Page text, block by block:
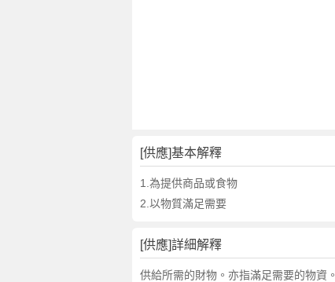
反
義
詞
近
詞
供
[供應]基本解釋
1.為提供商品或食物
2.以物質滿足需要
[供應]詳細解釋
供給所需的財物。亦指滿足需要的物資。